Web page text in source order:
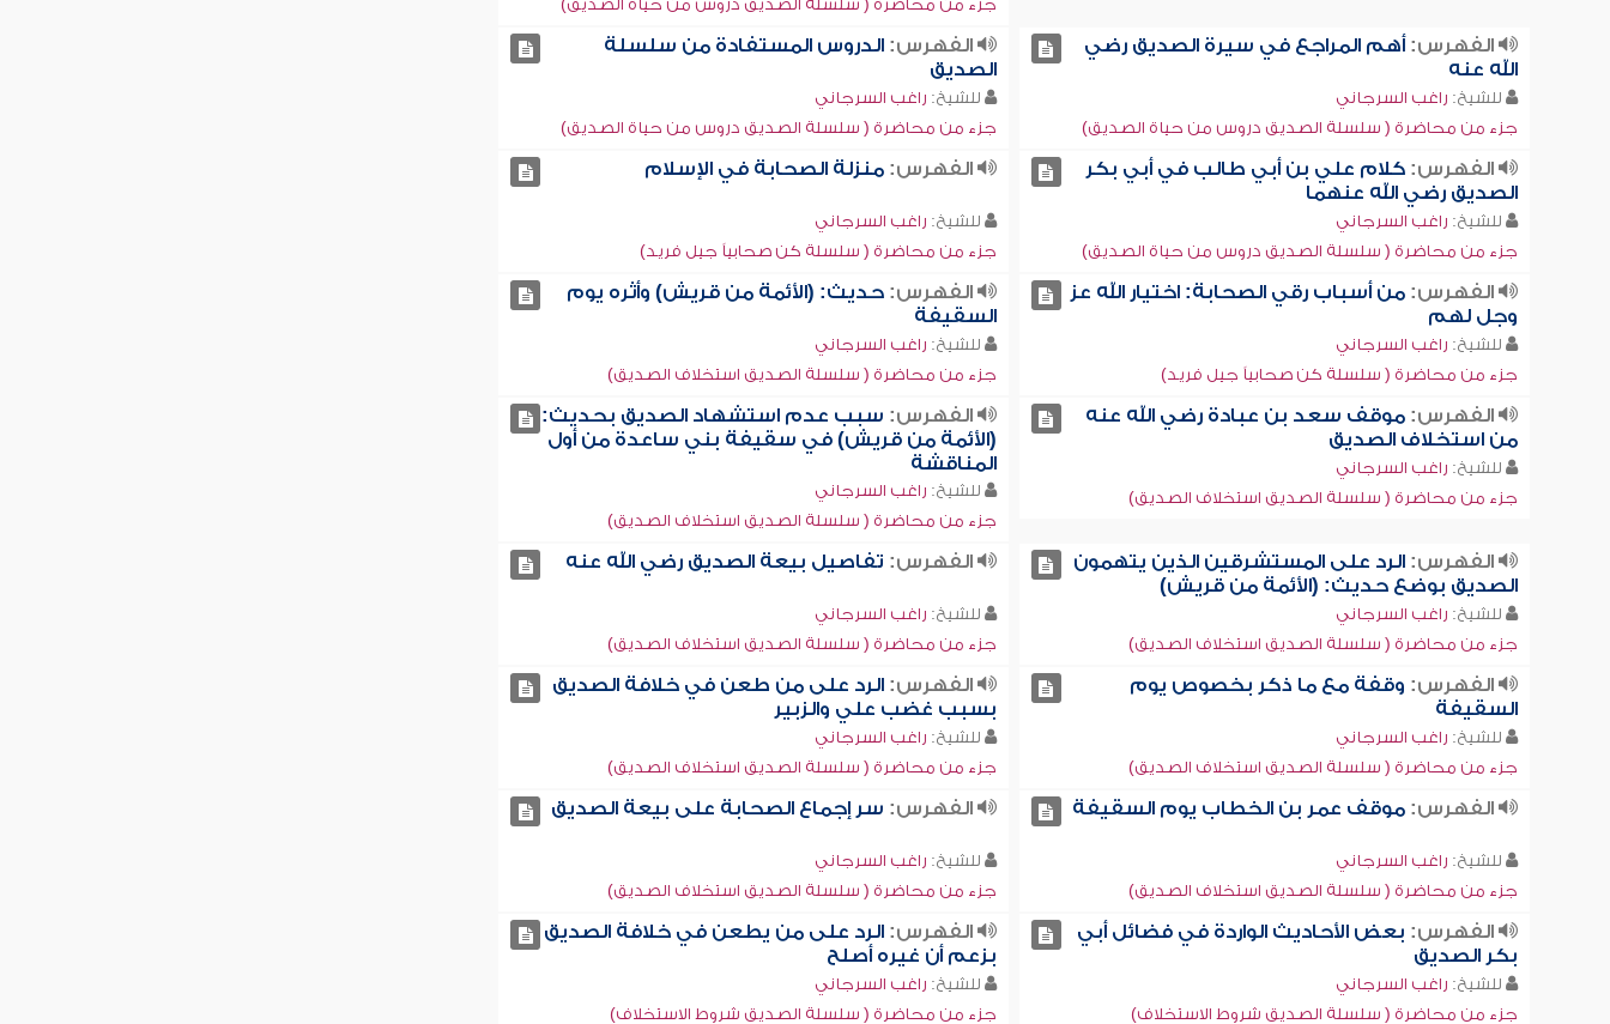
جزء من محاضرة ( سلسلة الصديق دروس من حياة الصديق)
الفهرس:أهم المراجع في سيرة الصديق رضي
الله عنه
للشيخ: راغب السرجاني
جزء من محاضرة ( سلسلة الصديق دروس من حياة الصديق)
الفهرس: الدروس المستفادة من سلسلة
الصديق
للشيخ: راغب السرجاني
جزء من محاضرة ( سلسلة الصديق دروس من حياة الصديق)
الفهرس:كلام علي بن أبي طالب في أبي بكر
الصديق رضي الله عنهما
للشيخ: راغب السرجاني
جزء من محاضرة ( سلسلة الصديق دروس من حياة الصديق)
الفهرس: منزلة الصحابة في الإسلام
للشيخ: راغب السرجاني
جزء من محاضرة ( سلسلة كن صحابياً جيل فريد)
الفهرس:من أسباب رقي الصحابة: اختيار الله عز
وجل لهم
للشيخ: راغب السرجاني
جزء من محاضرة ( سلسلة كن صحابياً جيل فريد)
الفهرس: حديث: (الأئمة من قريش) وأثره يوم
السقيفة
للشيخ: راغب السرجاني
جزء من محاضرة ( سلسلة الصديق استخلاف الصديق)
الفهرس:موقف سعد بن عبادة رضي الله عنه
من استخلاف الصديق
للشيخ: راغب السرجاني
جزء من محاضرة ( سلسلة الصديق استخلاف الصديق)
الفهرس: سبب عدم استشهاد الصديق بحديث:
(الأئمة من قريش) في سقيفة بني ساعدة من أول
المناقشة
للشيخ: راغب السرجاني
جزء من محاضرة ( سلسلة الصديق استخلاف الصديق)
الفهرس:الرد على المستشرقين الذين يتهمون
الصديق بوضع حديث: (الأئمة من قريش)
للشيخ: راغب السرجاني
جزء من محاضرة ( سلسلة الصديق استخلاف الصديق)
الفهرس: تفاصيل بيعة الصديق رضي الله عنه
للشيخ: راغب السرجاني
جزء من محاضرة ( سلسلة الصديق استخلاف الصديق)
الفهرس: وقفة مع ما ذكر بخصوص يوم
السقيفة
للشيخ: راغب السرجاني
جزء من محاضرة ( سلسلة الصديق استخلاف الصديق)
الفهرس: الرد على من طعن في خلافة الصديق
بسبب غضب علي والزبير
للشيخ: راغب السرجاني
جزء من محاضرة ( سلسلة الصديق استخلاف الصديق)
الفهرس:موقف عمر بن الخطاب يوم السقيفة
للشيخ: راغب السرجاني
جزء من محاضرة ( سلسلة الصديق استخلاف الصديق)
الفهرس: سر إجماع الصحابة على بيعة الصديق
للشيخ: راغب السرجاني
جزء من محاضرة ( سلسلة الصديق استخلاف الصديق)
الفهرس: بعض الأحاديث الواردة في فضائل أبي
بكر الصديق
للشيخ: راغب السرجاني
جزء من محاضرة ( سلسلة الصديق شروط الاستخلاف)
الفهرس: الرد على من يطعن في خلافة الصديق
بزعم أن غيره أصلح
للشيخ: راغب السرجاني
جزء من محاضرة ( سلسلة الصديق شروط الاستخلاف)